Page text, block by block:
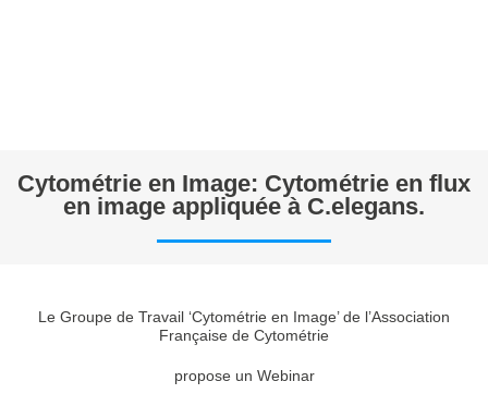
Cytométrie en Image: Cytométrie en flux
en image appliquée à C.elegans.
Le Groupe de Travail ‘Cytométrie en Image’ de l’Association
Française de Cytométrie
propose un Webinar